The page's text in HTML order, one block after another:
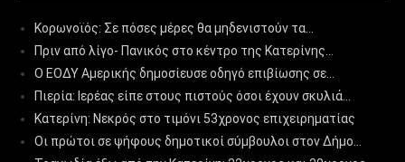
Κορωνοϊός: Σε πόσες μέρες θα μηδενιστούν τα…
Πριν από λίγο- Πανικός στο κέντρο της Κατερίνης…
Ο ΕΟΔΥ Αμερικής δημοσίευσε οδηγό επιβίωσης σε…
Πιερία: Ιερέας είπε στους πιστούς όσοι έχουν σκυλιά…
Κατερίνη: Νεκρός στο τιμόνι 53χρονος επιχειρηματίας
Οι πρώτοι σε ψήφους δημοτικοί σύμβουλοι στον Δήμο…